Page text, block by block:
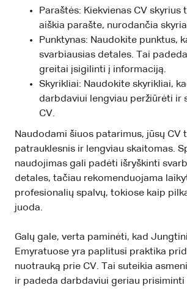
Paraštės: Kiekvienas CV
aiškia parašte, nurodančia
Punktynas: Naudokite punktus,
svarbiausias detales. Tai
greitai įsigilinti į informaciją.
Skyrikliai: Naudokite skyrikliai,
darbdaviui lengviau peržiūrėti ir
CV.
Naudodami šiuos patarimus, jūsų CV
patrauklesnis ir lengviau skaitomas.
naudojimas gali padėti išryškinti
detales, tačiau rekomenduojama
profesionalių spalvų, tokiose kaip
juoda.
Galų gale, verta paminėti, kad
Emyratuose yra paplitusi praktika
nuotrauką prie CV. Tai suteikia
ir padeda darbdaviui geriau prisiminti